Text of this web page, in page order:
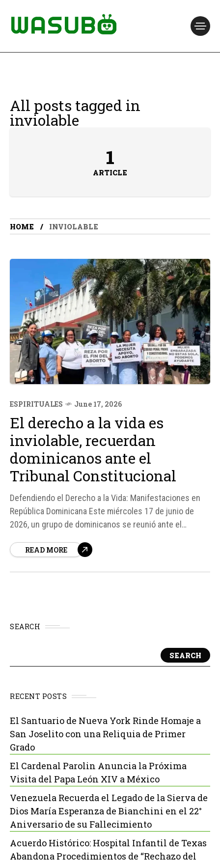
All posts tagged in
inviolable
1
ARTICLE
HOME INVIOLABLE
ESPIRITUALES June 17, 2026
El derecho a la vida es
inviolable, recuerdan
dominicanos ante el
Tribunal Constitucional
Defendiendo el Derecho a la Vida: Manifestaciones en
República Dominicana Este miércoles 17 de junio de
2026, un grupo de dominicanos se reunió ante el
que el derecho a la vida es inviolable y expresar su
READ MORE
SEARCH
SEARCH
RECENT POSTS
El Santuario de Nueva York Rinde Homaje a
San Joselito con una Reliquia de Primer
Grado
El Cardenal Parolin Anuncia la Próxima
Visita del Papa León XIV a México
Venezuela Recuerda el Legado de la Sierva de
Dios María Esperanza de Bianchini en el 22°
Aniversario de su Fallecimiento
Acuerdo Histórico: Hospital Infantil de Texas
Abandona Procedimientos de “Rechazo del